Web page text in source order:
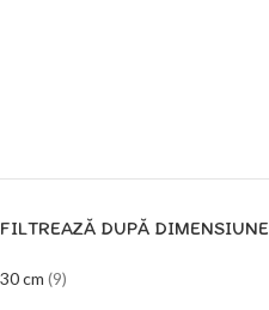
FILTREAZĂ DUPĂ DIMENSIUNE
30 cm (9)